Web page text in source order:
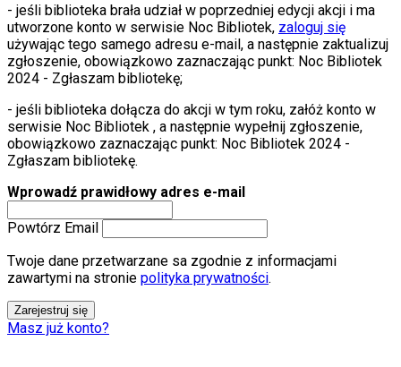
- jeśli biblioteka brała udział w poprzedniej edycji akcji i ma
utworzone konto w serwisie Noc Bibliotek, zaloguj się
używając tego samego adresu e-mail, a następnie zaktualizuj
zgłoszenie, obowiązkowo zaznaczając punkt: Noc Bibliotek
2024 - Zgłaszam bibliotekę;
- jeśli biblioteka dołącza do akcji w tym roku, załóż konto w
serwisie Noc Bibliotek , a następnie wypełnij zgłoszenie,
obowiązkowo zaznaczając punkt: Noc Bibliotek 2024 -
Zgłaszam bibliotekę.
Wprowadź prawidłowy adres e-mail
Powtórz Email
Twoje dane przetwarzane sa zgodnie z informacjami
zawartymi na stronie polityka prywatności.
Zarejestruj się
Masz już konto?